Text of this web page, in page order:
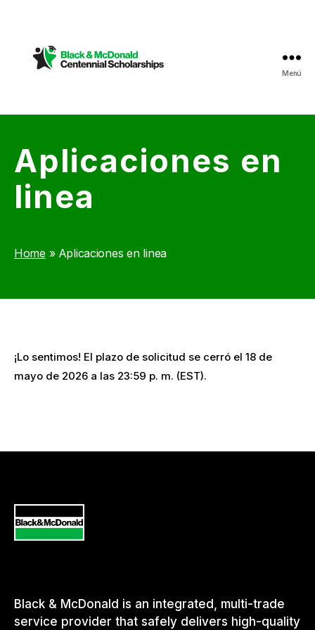
&
Centennial
Scholarships
Menú
Aplicaciones en
linea
Home » Aplicaciones en linea
¡Lo sentimos! El plazo de solicitud se cerró el 18 de
mayo de 2026 a las 23:59 p. m. (EST).
Black & McDonald is an integrated, multi-trade
service provider that safely delivers high-quality